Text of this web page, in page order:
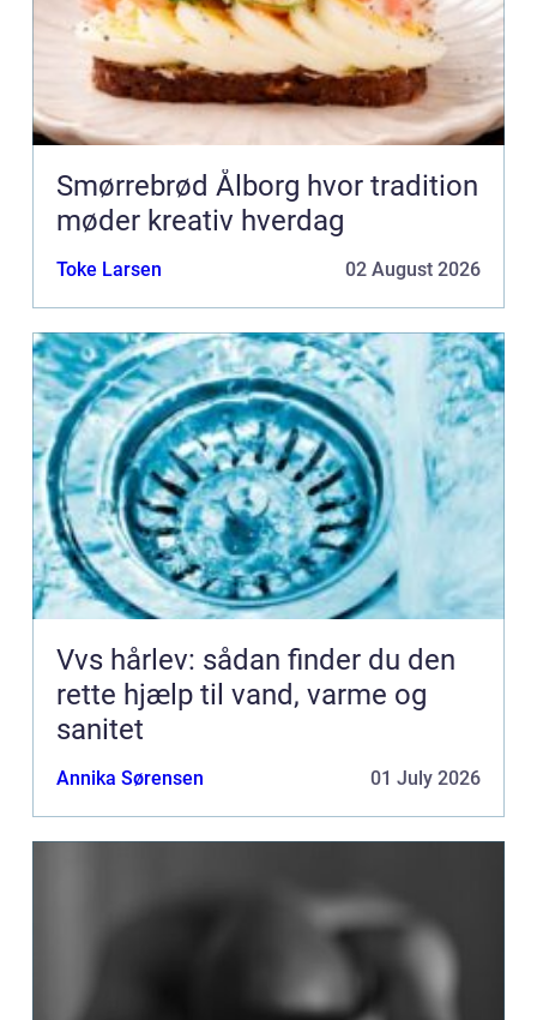
Smørrebrød Ålborg hvor tradition
møder kreativ hverdag
Toke Larsen 02 August 2026
Vvs hårlev: sådan finder du den
rette hjælp til vand, varme og
sanitet
Annika Sørensen 01 July 2026